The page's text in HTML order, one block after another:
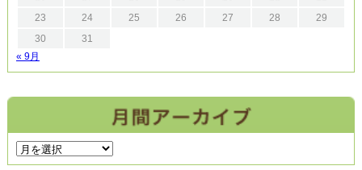
23
24 25 26 27 28
29
30
31
« 9月